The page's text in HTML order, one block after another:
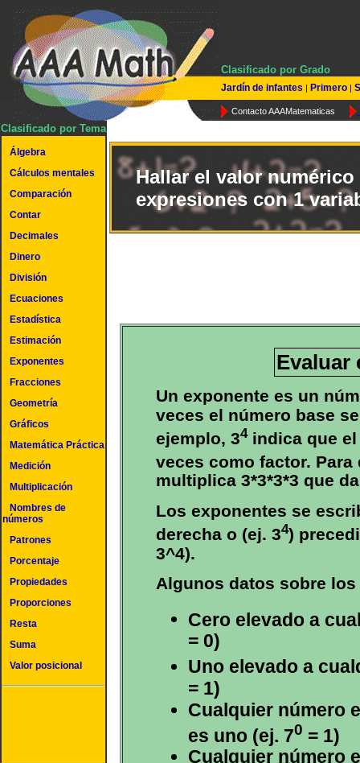
Clasificado por Grado
Jardín de infantes | Primero |
Contacto AAAMatematicas
Clasificado por Tema
Álgebra
Cálculos mentales
Comparación
Contar
Decimales
Dinero
División
Ecuaciones
Estadística
Estimación
Exponentes
Fracciones
Geometría
Gráficos
Matemática Práctica
Medición
Multiplicación
Nombres de
números
Patrones
Porcentaje
Propiedades
Proporciones
Resta
Suma
Valor posicional
Hallar el valor numérico
expresiones con 1
Evaluar
Un exponente es un
veces el número base
ejemplo, 34indica que el
veces como factor.
multiplica 3*3*3*3 que
Los exponentes se
derecha o (ej. 34)
3^4).
Algunos datos sobre
Cero elevado a
= 0)
Uno elevado a
= 1)
Cualquier número
es uno (ej. 70 = 1)
Cualquier número